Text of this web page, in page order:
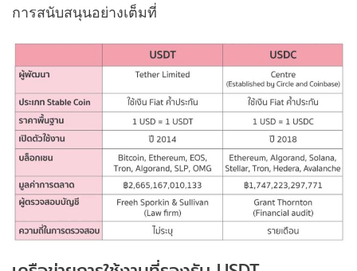
การสนับสนุนอย่างเต็มที่